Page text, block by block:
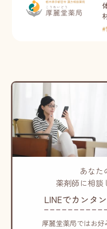
#
あなた
薬剤師に相談
LINEでカンタ
厚麗堂薬局ではお